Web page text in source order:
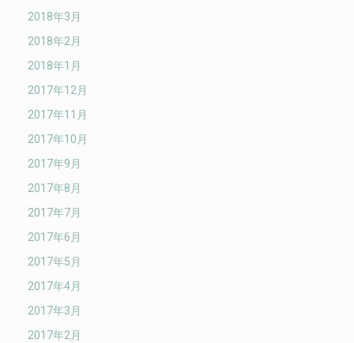
2018年3月
2018年2月
2018年1月
2017年12月
2017年11月
2017年10月
2017年9月
2017年8月
2017年7月
2017年6月
2017年5月
2017年4月
2017年3月
2017年2月